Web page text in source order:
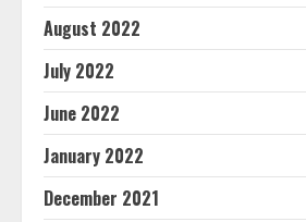
August 2022
July 2022
June 2022
January 2022
December 2021